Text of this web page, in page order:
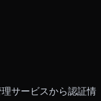
サービスから認証情